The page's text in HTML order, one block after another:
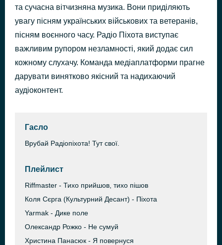
NAGVAYER
та сучасна вітчизняна музика. Вони приділяють
увагу пісням українських військових та ветеранів,
пісням воєнного часу. Радіо Піхота виступає
важливим рупором незламності, який додає сил
кожному слухачу. Команда медіаплатформи прагне
дарувати винятково якісний та надихаючий
аудіоконтент.
Гасло
Врубай Радіопіхота! Тут свої.
Плейлист
Riffmaster - Тихо прийшов, тихо пішов
Коля Сєрга (Культурний Десант) - Піхота
Yarmak - Дике поле
Олександр Рожко - Не сумуй
Христина Панасюк - Я повернуся